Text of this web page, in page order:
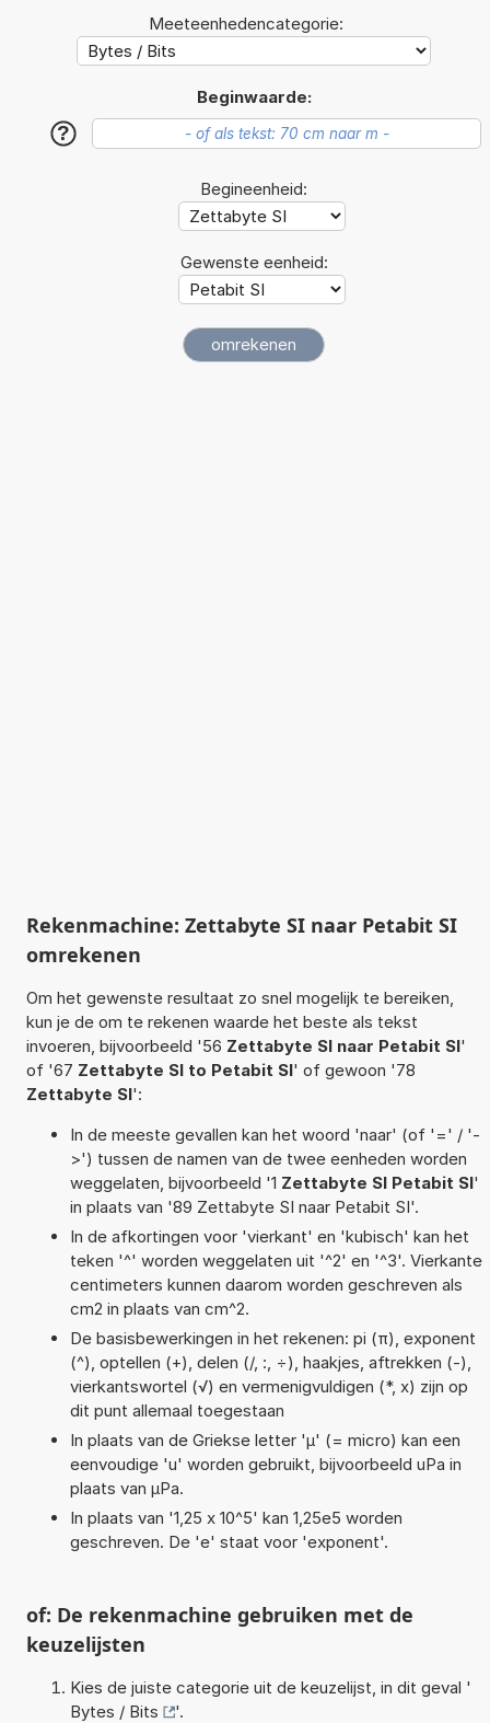
Meeteenhedencategorie:
Beginwaarde:
?
Begineenheid:
Gewenste eenheid:
Rekenmachine: Zettabyte SI naar Petabit SI
omrekenen
Om het gewenste resultaat zo snel mogelijk te bereiken,
kun je de om te rekenen waarde het beste als tekst
invoeren, bijvoorbeeld '56 Zettabyte SI naar Petabit SI'
of '67 Zettabyte SI to Petabit SI' of gewoon '78
Zettabyte SI':
In de meeste gevallen kan het woord 'naar' (of '=' / '-
>') tussen de namen van de twee eenheden worden
weggelaten, bijvoorbeeld '1 Zettabyte SI Petabit SI'
in plaats van '89 Zettabyte SI naar Petabit SI'.
In de afkortingen voor 'vierkant' en 'kubisch' kan het
teken '^' worden weggelaten uit '^2' en '^3'. Vierkante
centimeters kunnen daarom worden geschreven als
cm2 in plaats van cm^2.
De basisbewerkingen in het rekenen: pi (π), exponent
(^), optellen (+), delen (/, :, ÷), haakjes, aftrekken (-),
vierkantswortel (√) en vermenigvuldigen (*, x) zijn op
dit punt allemaal toegestaan
In plaats van de Griekse letter 'µ' (= micro) kan een
eenvoudige 'u' worden gebruikt, bijvoorbeeld uPa in
plaats van µPa.
In plaats van '1,25 x 10^5' kan 1,25e5 worden
geschreven. De 'e' staat voor 'exponent'.
of: De rekenmachine gebruiken met de
keuzelijsten
Kies de juiste categorie uit de keuzelijst, in dit geval '
Bytes / Bits
'.